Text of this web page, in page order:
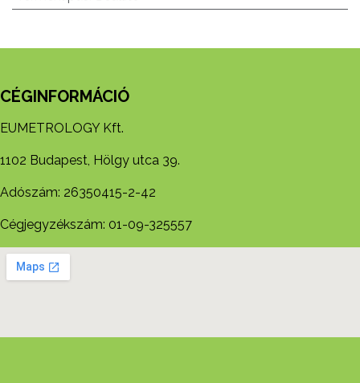
CÉGINFORMÁCIÓ
EUMETROLOGY Kft.
1102 Budapest, Hölgy utca 39.
Adószám: 26350415-2-42
Cégjegyzékszám: 01-09-325557